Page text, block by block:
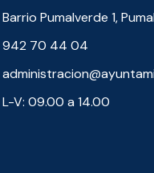
Barrio Pumalverde 1,
942 70 44 04
L-V: 09.00 a 14.00